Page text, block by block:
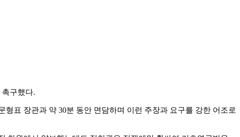
구했다.
표 장관과 약 30분 동안 면담하며 이런 주장과 요구를 강한 어조로